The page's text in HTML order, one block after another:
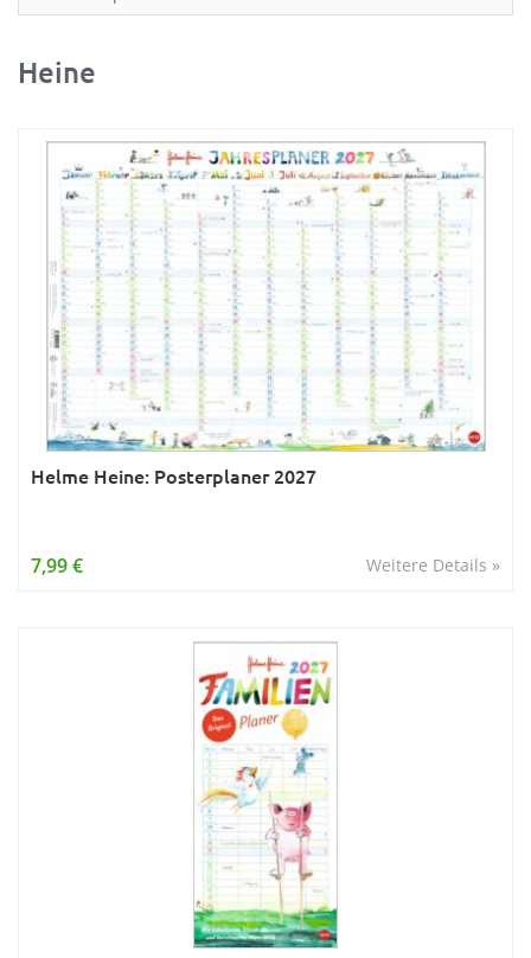
Partner- & Wandplaner
Planung & Organisation
Rätsel
Reise
Sport
Sprachkalender
Sternzeichen & Mond
Tiere
Verkehr & Technik
Was ist was
Was ist was; Städte
Young Adult
Heine
Helme Heine: Posterplaner 2027
Weitere Details »
7,99 €